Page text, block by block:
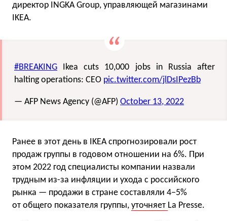
директор INGKA Group, управляющей магазинами
IKEA.
#BREAKING Ikea cuts 10,000 jobs in Russia after
halting operations: CEO pic.twitter.com/jlDsIPezBb
— AFP News Agency (@AFP) October 13, 2022
Ранее в этот день в IKEA спрогнозировали рост
продаж группы в годовом отношении на 6%. При
этом 2022 год специалисты компании назвали
трудным из-за инфляции и ухода с российского
рынка — продажи в стране составляли 4−5%
от общего показателя группы, уточняет La Presse.